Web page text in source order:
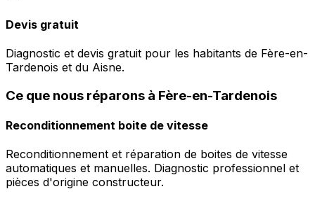
Devis gratuit
Diagnostic et devis gratuit pour les habitants de Fère-en-
Tardenois et du Aisne.
Ce que nous réparons à Fère-en-Tardenois
Reconditionnement boite de vitesse
Reconditionnement et réparation de boites de vitesse
automatiques et manuelles. Diagnostic professionnel et
pièces d'origine constructeur.